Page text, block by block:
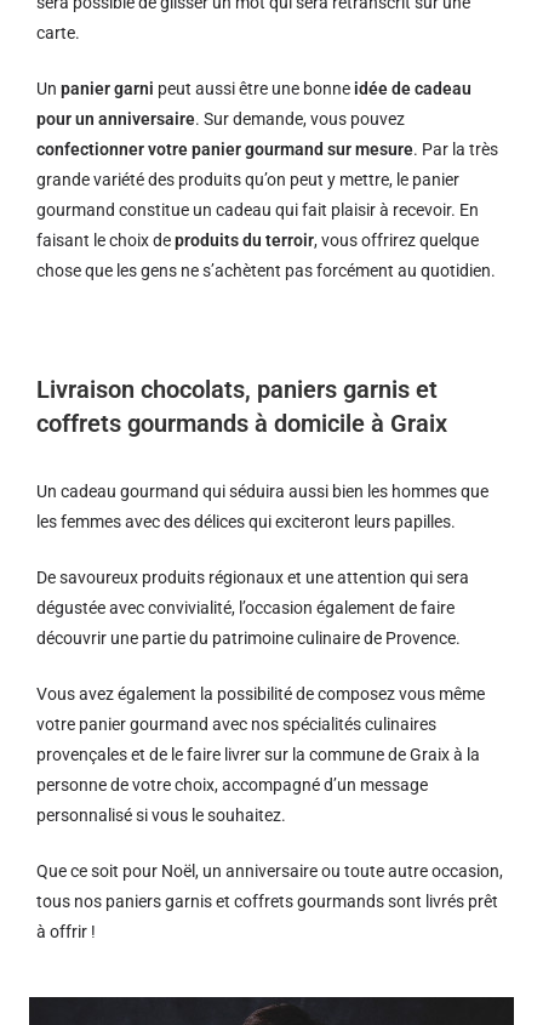
carte.
Un panier garni peut aussi être une bonne idée de cadeau
pour un anniversaire. Sur demande, vous pouvez
confectionner votre panier gourmand sur mesure. Par la très
grande variété des produits qu’on peut y mettre, le panier
gourmand constitue un cadeau qui fait plaisir à recevoir. En
faisant le choix deproduits du terroir, vous offrirez quelque
chose que les gens ne s’achètent pas forcément au quotidien.
Livraison chocolats, paniers garnis et
coffrets gourmands à domicile à Graix
Un cadeau gourmand qui séduira aussi bien les hommes que
les femmes avec des délices qui exciteront leurs papilles.
De savoureux produits régionaux et une attention qui sera
dégustée avec convivialité, l’occasion également de faire
découvrir une partie du patrimoine culinaire de Provence.
Vous avez également la possibilité de composez vous même
votre panier gourmand avec nos spécialités culinaires
provençales et de le faire livrer sur la commune de Graix à la
personne de votre choix, accompagné d’un message
personnalisé si vous le souhaitez.
Que ce soit pour Noël, un anniversaire ou toute autre occasion,
tous nos paniers garnis et coffrets gourmands sont livrés prêt
à offrir !